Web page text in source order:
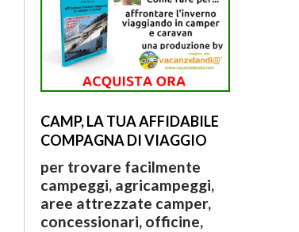
CAMP, LA TUA AFFIDABILE
COMPAGNA DI VIAGGIO
per trovare facilmente
campeggi, agricampeggi,
aree attrezzate camper,
concessionari, officine,